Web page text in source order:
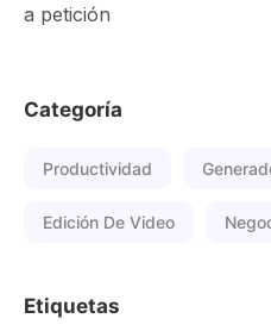
a petición
Categoría
Productividad
Edición De Video
Etiquetas